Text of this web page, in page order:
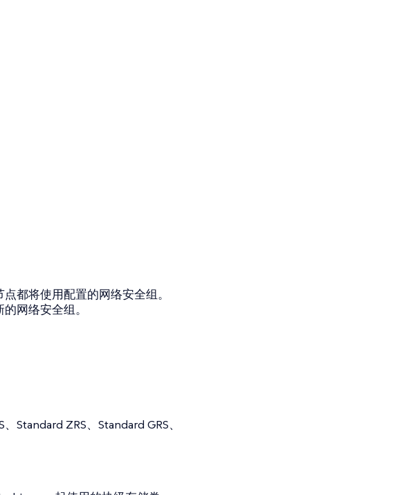
都将使用配置的网络安全组。
网络安全组。
Standard ZRS、Standard GRS、